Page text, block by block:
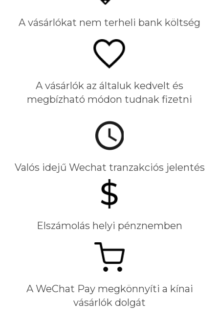
A vásárlókat nem terheli bank költség
A vásárlók az általuk kedvelt és
megbízható módon tudnak fizetni
Valós idejű Wechat tranzakciós jelentés
Elszámolás helyi pénznemben
A WeChat Pay megkönnyíti a kínai
vásárlók dolgát